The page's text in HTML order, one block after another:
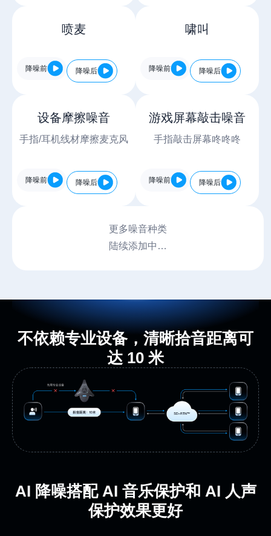
喷麦
降噪前 降噪后
啸叫
降噪前 降噪后
设备摩擦噪音
手指/耳机线材摩擦麦克风
降噪前 降噪后
游戏屏幕敲击噪音
手指敲击屏幕咚咚咚
降噪前 降噪后
更多噪音种类
陆续添加中…
不依赖专业设备，清晰拾音距离可
达 10 米
AI 降噪搭配 AI 音乐保护和 AI 人声
保护效果更好